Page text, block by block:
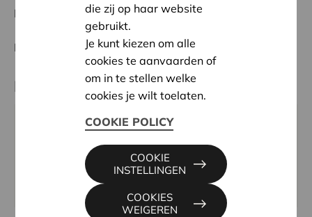
Datum:
23/10/2025
Beslissing: Goedgekeurd
Partner
Fischereigesellschaft Rechter Weiher, Am Büchel 2 2,
4780 SANKT VITH
080 34 00 84
www.weihermomente.be
die zij op haar website
gebruikt.
Je kunt kiezen om alle
cookies te aanvaarden of
om in te stellen welke
cookies je wilt toelaten.
COOKIE POLICY
COOKIES
WEIGEREN
COOKIE
INSTELLINGEN